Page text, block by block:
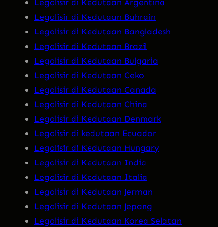
Legalisir di Kedutaan Argentina
Legalisir di Kedutaan Bahrain
Legalisir di Kedutaan Bangladesh
Legalisir di Kedutaan Brazil
Legalisir di Kedutaan Bulgaria
Legalisir di Kedutaan Ceko
Legalisir di Kedutaan Canada
Legalisir di Kedutaan China
Legalisir di Kedutaan Denmark
Legalisir di kedutaan Ecuador
Legalisir di Kedutaan Hungary
Legalisir di Kedutaan India
Legalisir di Kedutaan Italia
Legalisir di Kedutaan Jerman
Legalisir di Kedutaan Jepang
Legalisir di Kedutaan Korea Selatan